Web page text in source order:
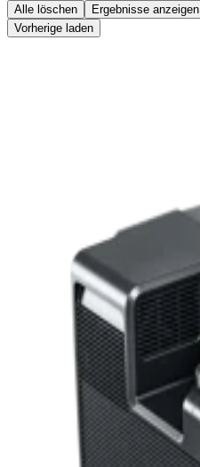
Alle löschen Ergebnisse anzeigen
Vorherige laden